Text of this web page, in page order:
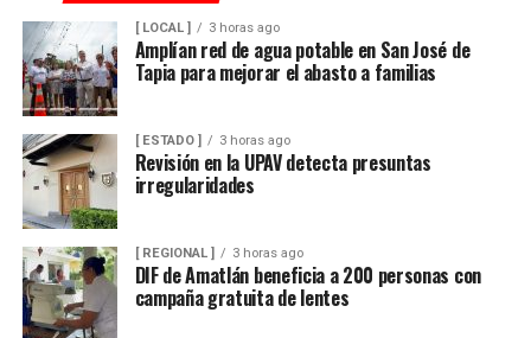
[ LOCAL ] 3 horas ago
Amplían red de agua potable en San José de
Tapia para mejorar el abasto a familias
[ ESTADO ] 3 horas ago
Revisión en la UPAV detecta presuntas
irregularidades
[ REGIONAL ] 3 horas ago
DIF de Amatlán beneficia a 200 personas con
campaña gratuita de lentes